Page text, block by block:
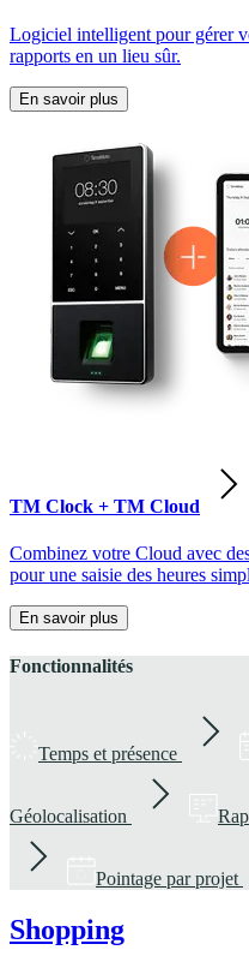
Logiciel intelligent pour gérer
rapports en un lieu sûr.
En savoir plus
TM Clock + TM Cloud
Combinez votre Cloud avec
pour une saisie des heures
En savoir plus
Fonctionnalités
Temps et présence
Géolocalisation
Pointage par projet
Shopping